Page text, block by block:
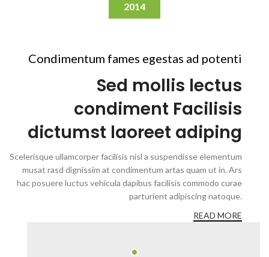
2014
Condimentum fames egestas ad potenti
Sed mollis lectus
condiment Facilisis
dictumst laoreet adiping
Scelerisque ullamcorper facilisis nisl a suspendisse elementum
musat rasd dignissim at condimentum artas quam ut in. Ars
hac posuere luctus vehicula dapibus facilisis commodo curae
parturient adipiscing natoque.
READ MORE